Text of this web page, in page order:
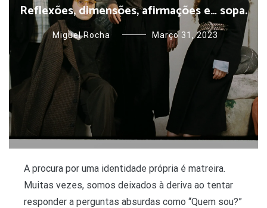
Reflexões, dimensões, afirmações e… sopa.
Miguel Rocha Março 31, 2023
A procura por uma identidade própria é matreira.
Muitas vezes, somos deixados à deriva ao tentar
responder a perguntas absurdas como “Quem sou?”